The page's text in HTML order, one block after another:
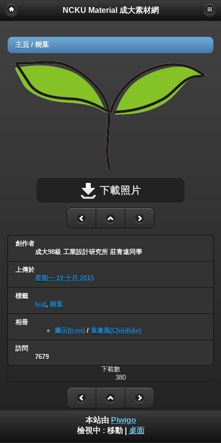
NCKU Material 成大素材網
主頁 / 樹葉
下載照片
創作者
成大98級 工業設計研究所 莊青遠同學
上傳於
星期一 19 十月 2015
標籤
leaf, 樹葉
相冊
圖示(Icon) / 童趣風(Childlike)
訪問
7679
下載數
380
本站由 Piwigo
檢視中 : 移動| 桌面